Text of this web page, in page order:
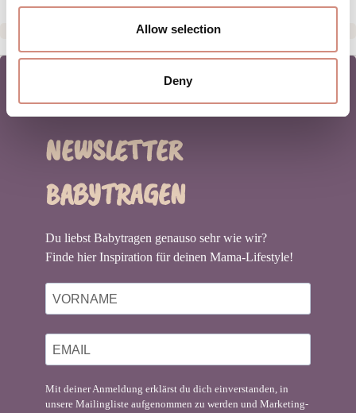
Allow selection
Deny
NEWSLETTER
BABYTRAGEN
Du liebst Babytragen genauso sehr wie wir?
Finde hier Inspiration für deinen Mama-Lifestyle!
Mit deiner Anmeldung erklärst du dich einverstanden, in
unsere Mailingliste aufgenommen zu werden und Marketing-